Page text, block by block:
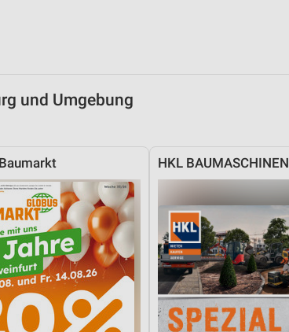
und Umgebung
HKL BAUMASCHINEN